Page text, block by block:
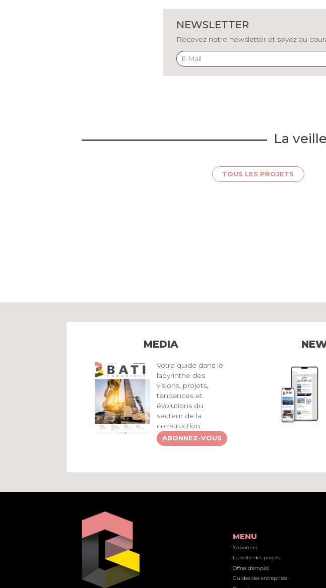
NEWSLETTER
Recevez notre newsletter et soyez au
La
TOUS LES PROJETS
MEDIA
Votre guide dans le
labyrinthe des
visions, projets,
tendances et
évolutions du
secteur de la
construction
ABONNEZ-VOUS
MENU
S’abonner
La veille des projets
Offres d'emploi
Guides des entreprises